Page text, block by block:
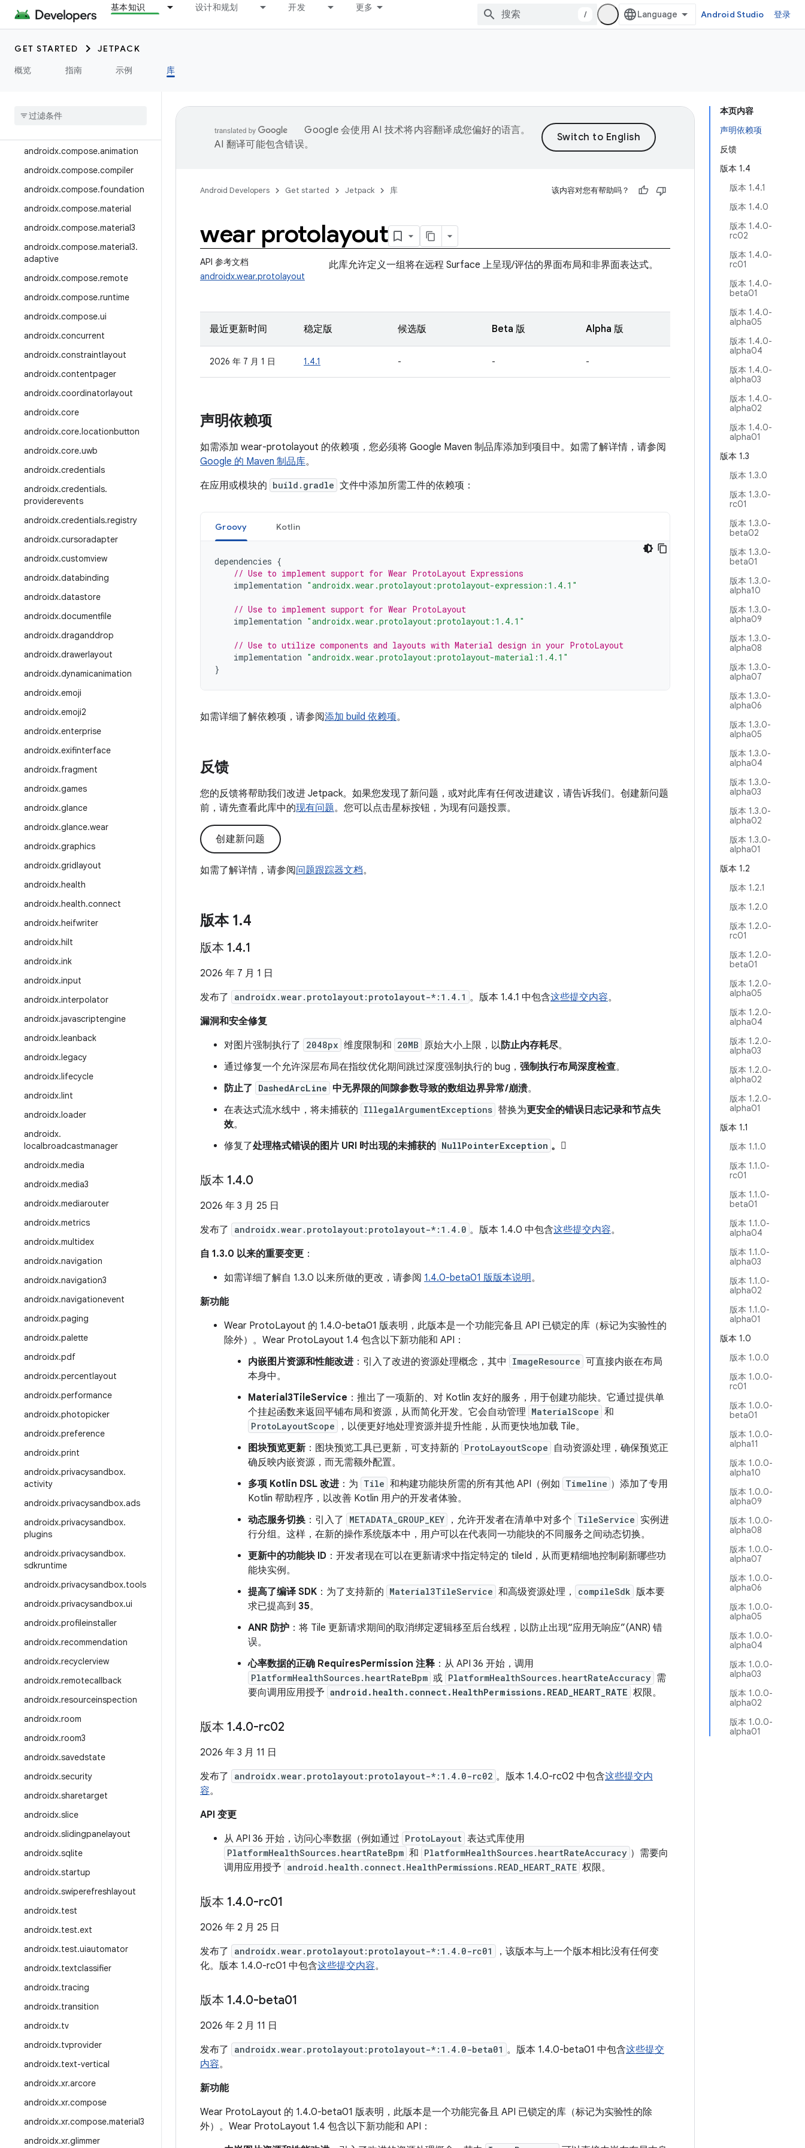
基本知识 设计和规划 开发 更多
/ Android Studio 登录
GET STARTED
JETPACK
概览
指南 示例 库
androidx.camera.media3
androidx.car
androidx.car.app
androidx.collection
androidx.compose.animation
androidx.compose.compiler
androidx.compose.foundation
androidx.compose.material
androidx.compose.material3
androidx.compose.material3.
adaptive
androidx.compose.remote
androidx.compose.runtime
androidx.compose.ui
androidx.concurrent
androidx.constraintlayout
androidx.contentpager
androidx.coordinatorlayout
androidx.core
androidx.core.locationbutton
androidx.core.uwb
androidx.credentials
androidx.credentials.
providerevents
androidx.credentials.registry
androidx.cursoradapter
androidx.customview
androidx.databinding
androidx.datastore
androidx.documentfile
androidx.draganddrop
androidx.drawerlayout
androidx.dynamicanimation
androidx.emoji
androidx.emoji2
androidx.enterprise
androidx.exifinterface
androidx.fragment
androidx.games
androidx.glance
androidx.glance.wear
androidx.graphics
androidx.gridlayout
androidx.health
androidx.health.connect
androidx.heifwriter
androidx.hilt
androidx.ink
androidx.input
androidx.interpolator
androidx.javascriptengine
androidx.leanback
androidx.legacy
androidx.lifecycle
androidx.lint
androidx.loader
androidx.
localbroadcastmanager
androidx.media
androidx.media3
androidx.mediarouter
androidx.metrics
androidx.multidex
androidx.navigation
androidx.navigation3
androidx.navigationevent
androidx.paging
androidx.palette
androidx.pdf
androidx.percentlayout
androidx.performance
androidx.photopicker
androidx.preference
androidx.print
androidx.privacysandbox.
activity
androidx.privacysandbox.ads
androidx.privacysandbox.
plugins
androidx.privacysandbox.
sdkruntime
androidx.privacysandbox.tools
androidx.privacysandbox.ui
androidx.profileinstaller
androidx.recommendation
androidx.recyclerview
androidx.remotecallback
androidx.resourceinspection
androidx.room
androidx.room3
androidx.savedstate
androidx.security
androidx.sharetarget
androidx.slice
androidx.slidingpanelayout
androidx.sqlite
androidx.startup
androidx.swiperefreshlayout
androidx.test
androidx.test.ext
androidx.test.uiautomator
androidx.textclassifier
androidx.tracing
androidx.transition
androidx.tv
androidx.tvprovider
androidx.text-vertical
androidx.xr.arcore
androidx.xr.compose
androidx.xr.compose.material3
androidx.xr.glimmer
本页内容
声明依赖项
反馈
版本 1.4
版本 1.4.1
版本 1.4.0
版本 1.4.0-
rc02
版本 1.4.0-
rc01
版本 1.4.0-
beta01
版本 1.4.0-
alpha05
版本 1.4.0-
alpha04
版本 1.4.0-
alpha03
版本 1.4.0-
alpha02
版本 1.4.0-
alpha01
版本 1.3
版本 1.3.0
版本 1.3.0-
rc01
版本 1.3.0-
beta02
版本 1.3.0-
beta01
版本 1.3.0-
alpha10
版本 1.3.0-
alpha09
版本 1.3.0-
alpha08
版本 1.3.0-
alpha07
版本 1.3.0-
alpha06
版本 1.3.0-
alpha05
版本 1.3.0-
alpha04
版本 1.3.0-
alpha03
版本 1.3.0-
alpha02
版本 1.3.0-
alpha01
版本 1.2
版本 1.2.1
版本 1.2.0
版本 1.2.0-
rc01
版本 1.2.0-
beta01
版本 1.2.0-
alpha05
版本 1.2.0-
alpha04
版本 1.2.0-
alpha03
版本 1.2.0-
alpha02
版本 1.2.0-
alpha01
版本 1.1
版本 1.1.0
版本 1.1.0-
rc01
版本 1.1.0-
beta01
版本 1.1.0-
alpha04
版本 1.1.0-
alpha03
版本 1.1.0-
alpha02
版本 1.1.0-
alpha01
版本 1.0
版本 1.0.0
版本 1.0.0-
rc01
版本 1.0.0-
beta01
版本 1.0.0-
alpha11
版本 1.0.0-
alpha10
版本 1.0.0-
alpha09
版本 1.0.0-
alpha08
版本 1.0.0-
alpha07
版本 1.0.0-
alpha06
版本 1.0.0-
alpha05
版本 1.0.0-
alpha04
版本 1.0.0-
alpha03
版本 1.0.0-
alpha02
版本 1.0.0-
alpha01
Google 会使用 AI 技术将内容翻译成您偏好的语言。
AI 翻译可能包含错误。
Android Developers Get started Jetpack 库 该内容对您有帮助吗？
wear protolayout
API 参考文档
androidx.wear.protolayout
此库允许定义一组将在远程 Surface 上呈现/评估的界面布局和非界面表达式。
最近更新时间 稳定版 候选版 Beta 版 Alpha 版
2026 年 7 月 1 日 1.4.1 - - -
声明依赖项
如需添加 wear-protolayout 的依赖项，您必须将 Google Maven 制品库添加到项目中。如需了解详情，请参阅
Google 的 Maven 制品库。
在应用或模块的 build.gradle 文件中添加所需工件的依赖项：
Groovy Kotlin
dependencies {
// Use to implement support for Wear ProtoLayout Expressions
implementation "androidx.wear.protolayout:protolayout-expression:1.4.1"
// Use to implement support for Wear ProtoLayout
implementation "androidx.wear.protolayout:protolayout:1.4.1"
// Use to utilize components and layouts with Material design in your ProtoLayout
implementation "androidx.wear.protolayout:protolayout-material:1.4.1"
}
如需详细了解依赖项，请参阅添加 build 依赖项。
反馈
您的反馈将帮助我们改进 Jetpack。如果您发现了新问题，或对此库有任何改进建议，请告诉我们。创建新问题
前，请先查看此库中的现有问题。您可以点击星标按钮，为现有问题投票。
创建新问题
如需了解详情，请参阅问题跟踪器文档。
版本 1.4
版本 1.4.1
2026 年 7 月 1 日
发布了
androidx.wear.protolayout:protolayout-*:1.4.1 。版本 1.4.1 中包含这些提交内容。
漏洞和安全修复
对图片强制执行了
2048px 维度限制和 20MB 原始大小上限，以防止内存耗尽。
通过修复一个允许深层布局在指纹优化期间跳过深度强制执行的 bug， 强制执行布局深度检查。
防止了 DashedArcLine 中无界限的间隙参数导致的数组边界异常/崩溃。
在表达式流水线中，将未捕获的 IllegalArgumentExceptions 替换为更安全的错误日志记录和节点失
效。
修复了处理格式错误的图片 URI 时出现的未捕获的 NullPointerException 。
版本 1.4.0
2026 年 3 月 25 日
发布了
androidx.wear.protolayout:protolayout-*:1.4.0 。版本 1.4.0 中包含这些提交内容。
自 1.3.0 以来的重要变更 ：
如需详细了解自 1.3.0 以来所做的更改，请参阅 1.4.0-beta01 版版本说明。
新功能
Wear ProtoLayout 的 1.4.0-beta01 版表明，此版本是一个功能完备且 API 已锁定的库（标记为实验性的
除外）。Wear ProtoLayout 1.4 包含以下新功能和 API：
内嵌图片资源和性能改进 ：引入了改进的资源处理概念，其中 ImageResource 可直接内嵌在布局
本身中。
Material3TileService ：推出了一项新的、对 Kotlin 友好的服务，用于创建功能块。它通过提供单
个挂起函数来返回平铺布局和资源，从而简化开发。它会自动管理 MaterialScope 和
ProtoLayoutScope
，以便更好地处理资源并提升性能，从而更快地加载 Tile。
图块预览更新 ：图块预览工具已更新，可支持新的 ProtoLayoutScope
自动资源处理，确保预览正
确反映内嵌资源，而无需额外配置。
多项 Kotlin DSL 改进 ：为 Tile 和构建功能块所需的所有其他 API（例如 Timeline ）添加了专用
Kotlin 帮助程序，以改善 Kotlin 用户的开发者体验。
动态服务切换 ：引入了 METADATA_GROUP_KEY ，允许开发者在清单中对多个 TileService 实例进
行分组。这样，在新的操作系统版本中，用户可以在代表同一功能块的不同服务之间动态切换。
更新中的功能块 ID ：开发者现在可以在更新请求中指定特定的 tileId，从而更精细地控制刷新哪些功
能块实例。
提高了编译 SDK ：为了支持新的 Material3TileService 和高级资源处理， compileSdk 版本要
求已提高到 35。
ANR 防护 ：将 Tile 更新请求期间的取消绑定逻辑移至后台线程，以防止出现“应用无响应”(ANR) 错
误。
心率数据的正确 RequiresPermission 注释 ：从 API 36 开始，调用
PlatformHealthSources.heartRateBpm 或 PlatformHealthSources.heartRateAccuracy 需
要向调用应用授予 android.health.connect.HealthPermissions.READ_HEART_RATE 权限。
版本 1.4.0-rc02
2026 年 3 月 11 日
发布了
androidx.wear.protolayout:protolayout-*:1.4.0-rc02 。版本 1.4.0-rc02 中包含这些提交内
容。
API 变更
从 API 36 开始，访问心率数据（例如通过 ProtoLayout 表达式库使用
PlatformHealthSources.heartRateBpm 和 PlatformHealthSources.heartRateAccuracy ）需要向
调用应用授予 android.health.connect.HealthPermissions.READ_HEART_RATE 权限。
版本 1.4.0-rc01
2026 年 2 月 25 日
发布了
androidx.wear.protolayout:protolayout-*:1.4.0-rc01
，该版本与上一个版本相比没有任何变
化。版本 1.4.0-rc01 中包含这些提交内容。
版本 1.4.0-beta01
2026 年 2 月 11 日
发布了
androidx.wear.protolayout:protolayout-*:1.4.0-beta01 。版本 1.4.0-beta01 中包含这些提交
内容。
新功能
Wear ProtoLayout 的 1.4.0-beta01 版表明，此版本是一个功能完备且 API 已锁定的库（标记为实验性的除
外）。Wear ProtoLayout 1.4 包含以下新功能和 API：